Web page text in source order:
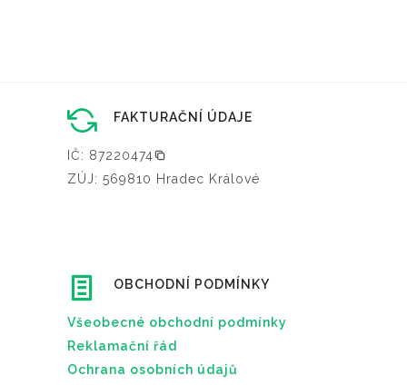
FAKTURAČNÍ ÚDAJE
IČ: 87220474
ZÚJ: 569810 Hradec Králové
OBCHODNÍ PODMÍNKY
Všeobecné obchodní podmínky
Reklamační řád
Ochrana osobních údajů